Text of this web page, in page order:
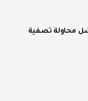
محاولة تصفية